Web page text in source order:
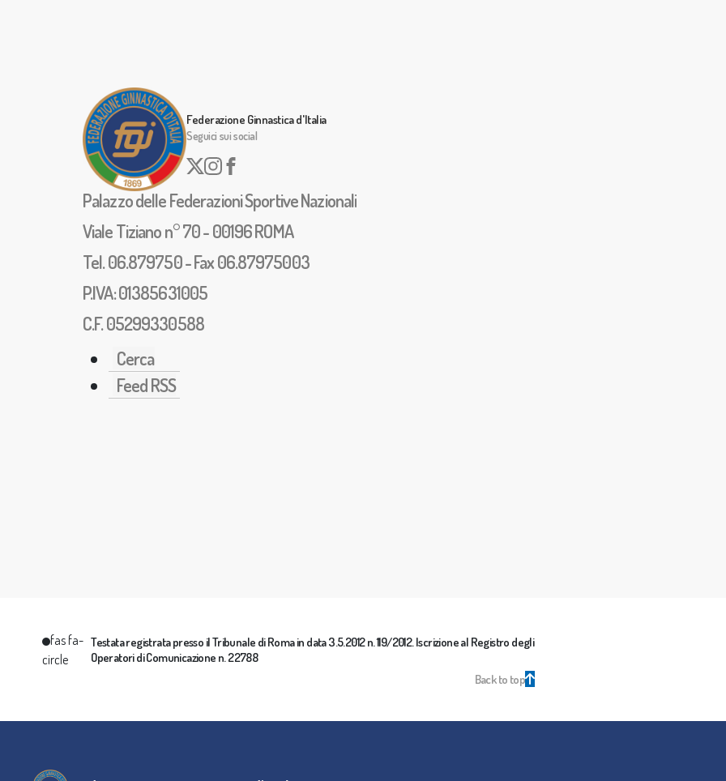
Federazione Ginnastica d'Italia
Seguici sui social
Palazzo delle Federazioni Sportive Nazionali
Viale Tiziano n° 70 - 00196 ROMA
Tel. 06.879750 - Fax 06.87975003
P.IVA: 01385631005
C.F. 05299330588
Cerca
Feed RSS
fas fa-
circle
Testata registrata presso il Tribunale di Roma in data 3.5.2012 n. 119/2012. Iscrizione al Registro degli
Operatori di Comunicazione n. 22788
Back to top